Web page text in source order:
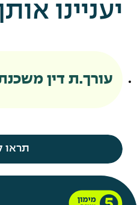
יעניינו
עורך.ת דין
תראו